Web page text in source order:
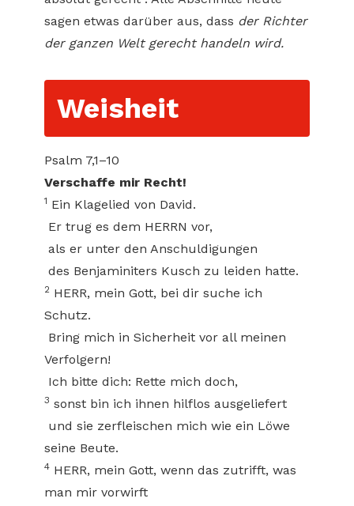
sagen etwas darüber aus, dass der Richter
der ganzen Welt gerecht handeln wird.
Weisheit
Psalm 7,1–10
Verschaffe mir Recht!
1 Ein Klagelied von David.
Er trug es dem HERRN vor,
als er unter den Anschuldigungen
des Benjaminiters Kusch zu leiden hatte.
2 HERR, mein Gott, bei dir suche ich
Schutz.
Bring mich in Sicherheit vor all meinen
Verfolgern!
Ich bitte dich: Rette mich doch,
3 sonst bin ich ihnen hilflos ausgeliefert
und sie zerfleischen mich wie ein Löwe
seine Beute.
4 HERR, mein Gott, wenn das zutrifft, was
man mir vorwirft